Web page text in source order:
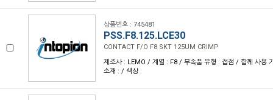
상품번호 : 745481
PSS.F8.125.LCE30
CONTACT F/O F8 SKT 125UM CRIMP
제조사 : LEMO / 계열 : F8 / 부속품 유형 : 접점 / 함께 사용
소재 : / 색상 :